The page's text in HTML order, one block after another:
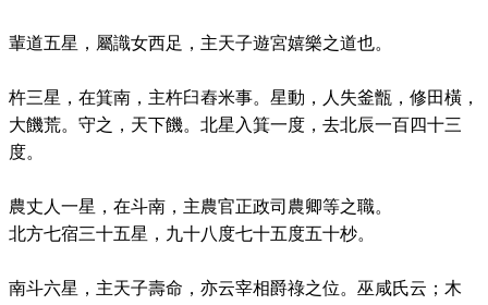
輩道五星，屬識女西足，主天子遊宮嬉樂之道也。
杵三星，在箕南，主杵臼舂米事。星動，人失釜甑，修田橫，
大饑荒。守之，天下饑。北星入箕一度，去北辰一百四十三
度。
農丈人一星，在斗南，主農官正政司農卿等之職。
北方七宿三十五星，九十八度七十五度五十杪。
南斗六星，主天子壽命，亦云宰相爵祿之位。巫咸氏云；木